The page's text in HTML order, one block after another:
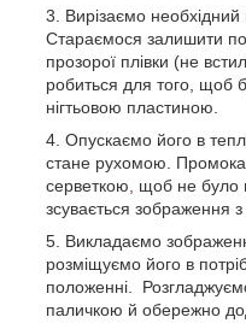
Вирізаємо
Стараємося залишити
прозорої плівки (не
робиться для того, щоб
нігтьовою пластиною.
Опускаємо його в
стане рухомою.
серветкою
щоб не було
зсувається зображення
Викладаємо
розміщуємо його в
положенні.
паличкою й обережно